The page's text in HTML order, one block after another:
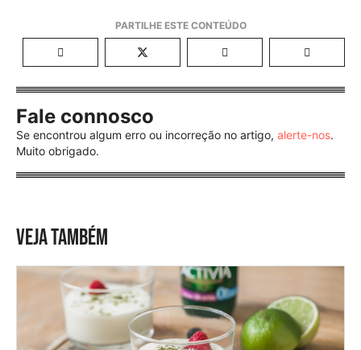
Fale connosco
Se encontrou algum erro ou incorreção no artigo, alerte-nos.
Muito obrigado.
VEJA TAMBÉM